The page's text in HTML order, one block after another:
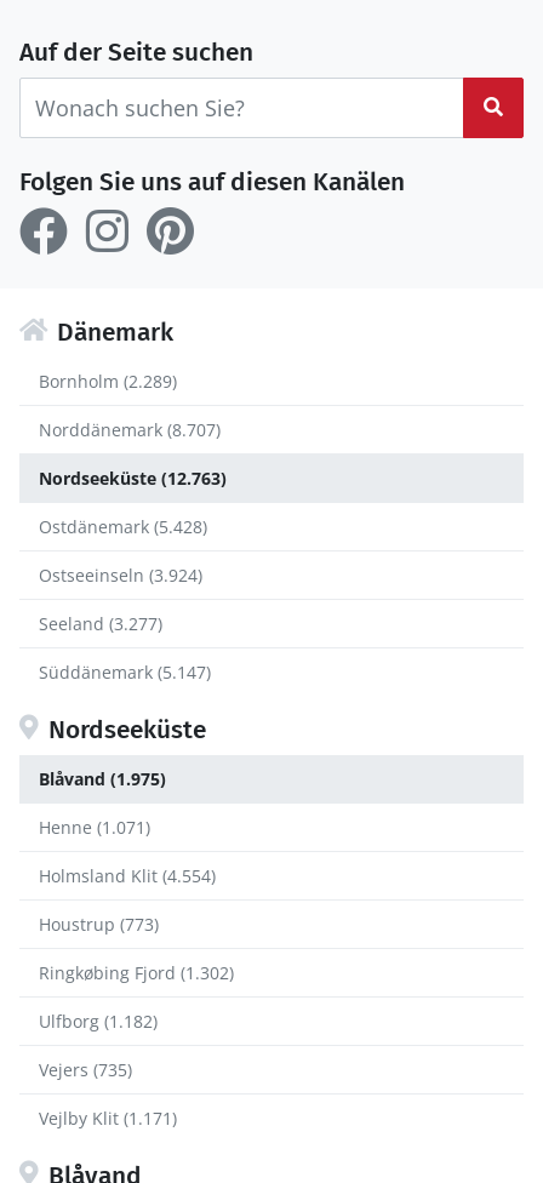
Auf der Seite suchen
Folgen Sie uns auf diesen Kanälen
Dänemark
Bornholm (2.289)
Norddänemark (8.707)
Nordseeküste (12.763)
Ostdänemark (5.428)
Ostseeinseln (3.924)
Seeland (3.277)
Süddänemark (5.147)
Nordseeküste
Blåvand (1.975)
Henne (1.071)
Holmsland Klit (4.554)
Houstrup (773)
Ringkøbing Fjord (1.302)
Ulfborg (1.182)
Vejers (735)
Vejlby Klit (1.171)
Blåvand